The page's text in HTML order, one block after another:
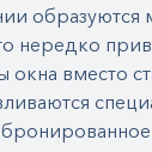
образуются
нередко
окна вместо